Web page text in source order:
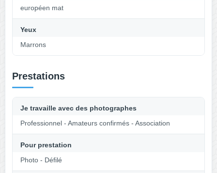
européen mat
Yeux
Marrons
Prestations
Je travaille avec des photographes
Professionnel - Amateurs confirmés - Association
Pour prestation
Photo - Défilé